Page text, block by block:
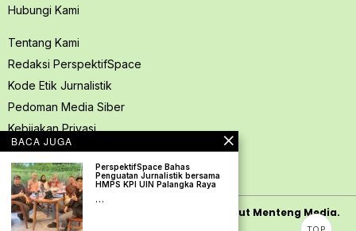
Hubungi Kami
Tentang Kami
Redaksi PerspektifSpace
Kode Etik Jurnalistik
Pedoman Media Siber
Kebijakan Privasi
Pedoman Ramah Anak
Disclaimer
Copyright2026 PerspektifSpace | PT. Mamut Menteng Media.
BACA JUGA
PerspektifSpace Bahas
Penguatan Jurnalistik bersama
HMPS KPI UIN Palangka Raya
…